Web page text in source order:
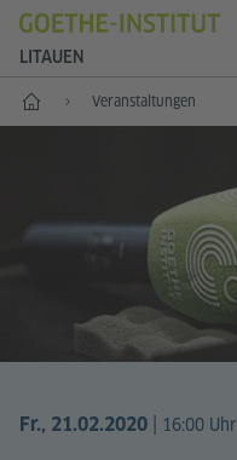
LITAUEN
Start Veranstaltungen
Fr., 21.02.2020 16:00 Uhr